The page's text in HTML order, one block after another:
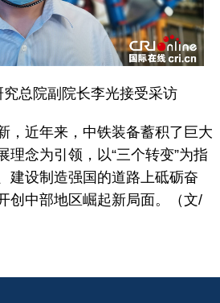
总院副院长李光接受采访
近年来，中铁装备蓄积了巨大
理念为引领，以“三个转变”为指
建设制造强国的道路上砥砺奋
创中部地区崛起新局面。（文/